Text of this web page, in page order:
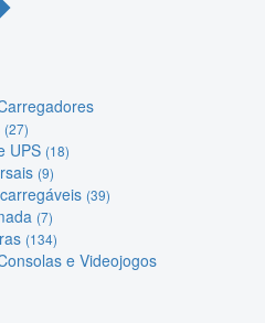
(27)
UPS (18)
(9)
(39)
(7)
(134)
e Videojogos